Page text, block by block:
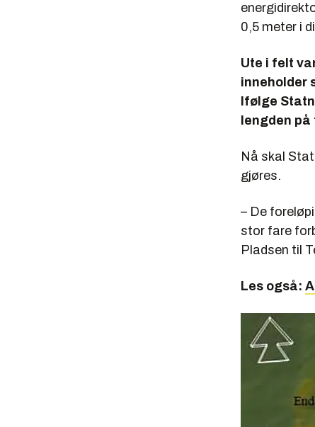
0,5 meter i
Ute i felt
inneholder
Ifølge
lengden
Nå skal
gjøres.
– De
stor fare
Pladsen til
Les også: